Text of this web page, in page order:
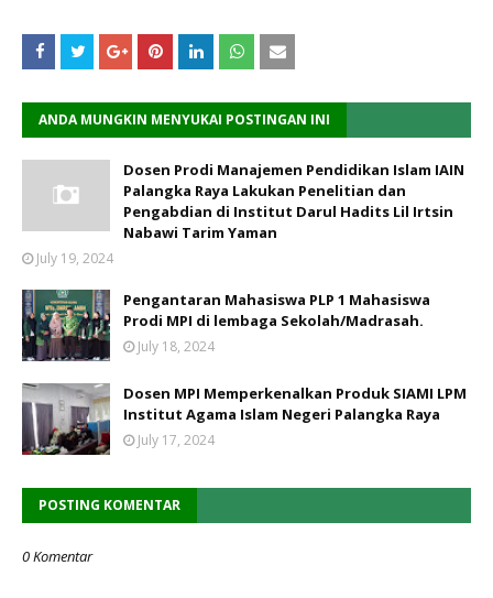
ANDA MUNGKIN MENYUKAI POSTINGAN INI
Dosen Prodi Manajemen Pendidikan Islam IAIN
Palangka Raya Lakukan Penelitian dan
Pengabdian di Institut Darul Hadits Lil Irtsin
Nabawi Tarim Yaman
July 19, 2024
Pengantaran Mahasiswa PLP 1 Mahasiswa
Prodi MPI di lembaga Sekolah/Madrasah.
July 18, 2024
Dosen MPI Memperkenalkan Produk SIAMI LPM
Institut Agama Islam Negeri Palangka Raya
July 17, 2024
POSTING KOMENTAR
0 Komentar